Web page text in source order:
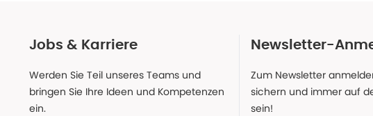
Jobs & Karriere
Werden Sie Teil unseres Teams und
bringen Sie Ihre Ideen und Kompetenzen
ein.
Newsletter-
Zum Newsletter
sichern und immer auf
sein!